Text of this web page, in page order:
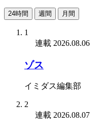
24時間 週間 月間
1
連載 2026.08.06
ゾス
イミダス編集部
2
連載 2026.08.07